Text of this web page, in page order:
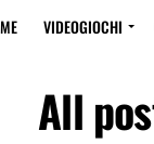
VIDEOGIOCHI
All